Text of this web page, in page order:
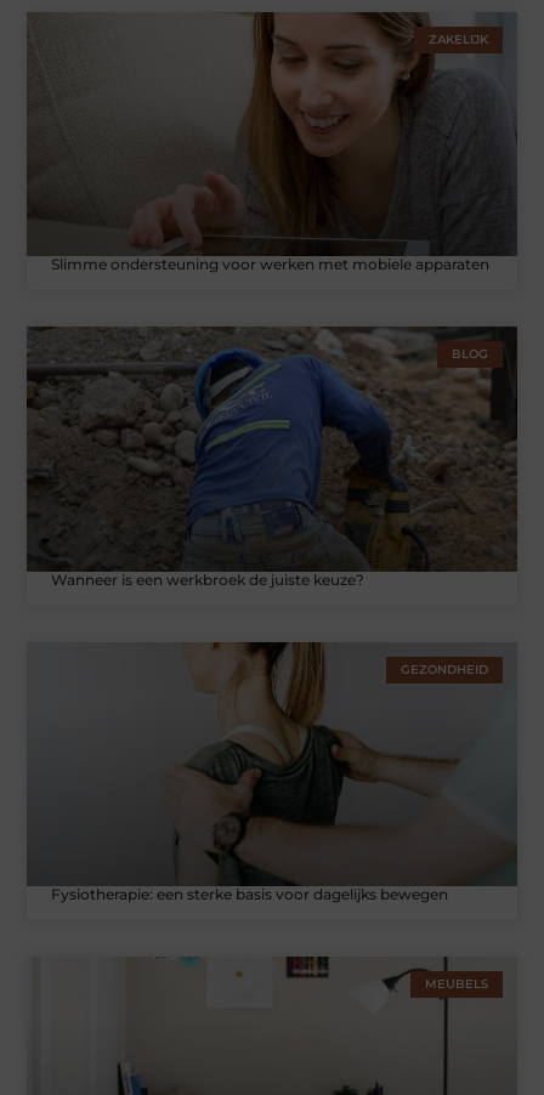
ZAKELIJK
Slimme ondersteuning voor werken met mobiele apparaten
BLOG
Wanneer is een werkbroek de juiste keuze?
GEZONDHEID
Fysiotherapie: een sterke basis voor dagelijks bewegen
MEUBELS